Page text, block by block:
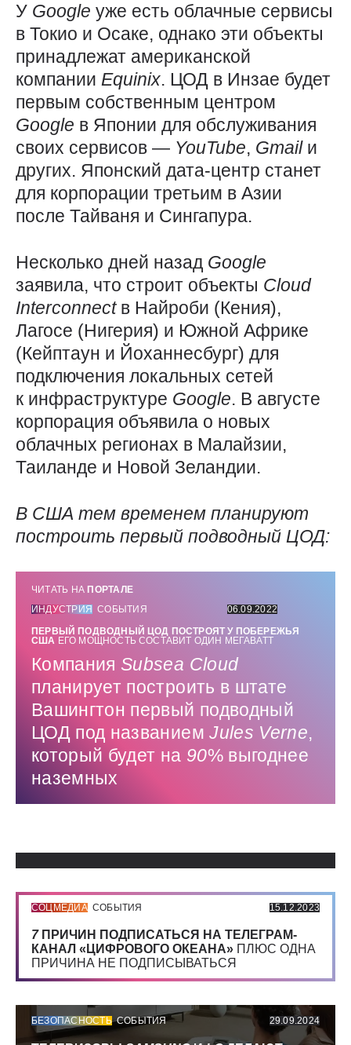
У Google уже есть облачные сервисы
в Токио и Осаке, однако эти объекты
принадлежат американской
компании Equinix. ЦОД в Инзае будет
первым собственным центром
Google в Японии для обслуживания
своих сервисов — YouTube, Gmail и
других. Японский дата-центр станет
для корпорации третьим в Азии
после Тайваня и Сингапура.
Несколько дней назад Google
заявила, что строит объекты Cloud
Interconnect в Найроби (Кения),
Лагосе (Нигерия) и Южной Африке
(Кейптаун и Йоханнесбург) для
подключения локальных сетей
к инфраструктуре Google. В августе
корпорация объявила о новых
облачных регионах в Малайзии,
Таиланде и Новой Зеландии.
В США тем временем планируют
построить первый подводный ЦОД:
ЧИТАТЬ НА ПОРТАЛЕ
ИНДУСТРИЯ СОБЫТИЯ
06.09.2022
ПЕРВЫЙ ПОДВОДНЫЙ ЦОД ПОСТРОЯТ У ПОБЕРЕЖЬЯ
США ЕГО МОЩНОСТЬ СОСТАВИТ ОДИН МЕГАВАТТ
КомпанияSubsea Cloud
планирует построить в штате
Вашингтон первый подводный
ЦОД под названиемJules Verne,
который будет на 90% выгоднее
наземных
СОЦМЕДИА СОБЫТИЯ 15.12.2023
7 ПРИЧИН ПОДПИСАТЬСЯ НА ТЕЛЕГРАМ-
КАНАЛ «ЦИФРОВОГО ОКЕАНА» ПЛЮС ОДНА
ПРИЧИНА НЕ ПОДПИСЫВАТЬСЯ
БЕЗОПАСНОСТЬ СОБЫТИЯ 29.09.2024